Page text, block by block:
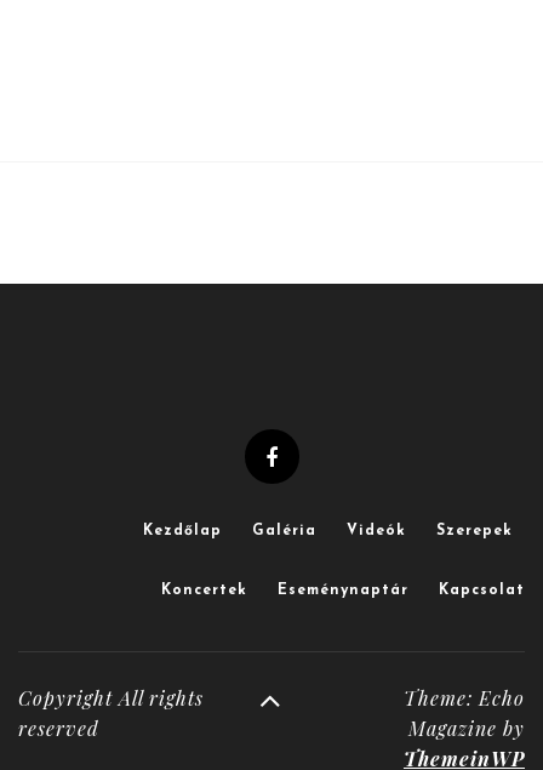
Kezdőlap Galéria Videók Szerepek
Koncertek Eseménynaptár Kapcsolat
Copyright All rights
reserved
Theme: Echo
Magazine by
ThemeinWP